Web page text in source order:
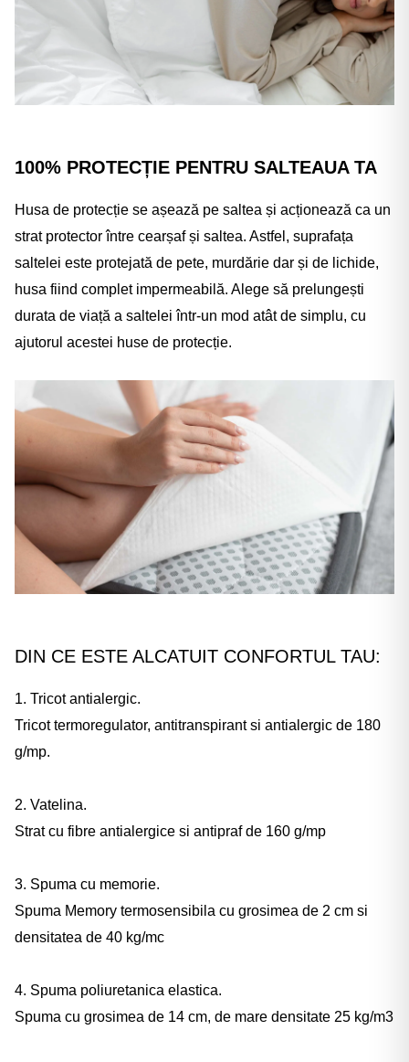
100% PROTECȚIE PENTRU SALTEAUA TA
Husa de protecție se așează pe saltea și acționează ca un
strat protector între cearșaf și saltea. Astfel, suprafața
saltelei este protejată de pete, murdărie dar și de lichide,
husa fiind complet impermeabilă. Alege să prelungești
durata de viață a saltelei într-un mod atât de simplu, cu
ajutorul acestei huse de protecție.
DIN CE ESTE ALCATUIT CONFORTUL TAU:
1. Tricot antialergic.
Tricot termoregulator, antitranspirant si antialergic de 180
g/mp.
2. Vatelina.
Strat cu fibre antialergice si antipraf de 160 g/mp
3. Spuma cu memorie.
Spuma Memory termosensibila cu grosimea de 2 cm si
densitatea de 40 kg/mc
4. Spuma poliuretanica elastica.
Spuma cu grosimea de 14 cm, de mare densitate 25 kg/m3